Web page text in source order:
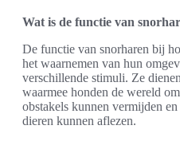
Wat is de functie van
De functie van snorharen bij
het waarnemen van hun
verschillende stimuli. Ze
waarmee honden de wereld
obstakels kunnen vermijden
dieren kunnen aflezen.